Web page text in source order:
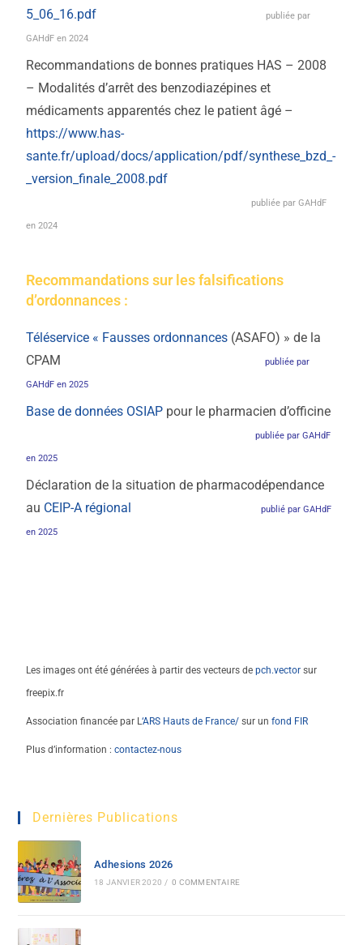
5_06_16.pdf
publiée par
GAHdF en 2024
Recommandations de bonnes pratiques HAS – 2008
– Modalités d’arrêt des benzodiazépines et
médicaments apparentés chez le patient âgé –
https://www.has-
sante.fr/upload/docs/application/pdf/synthese_bzd_-
_version_finale_2008.pdf
publiée par GAHdF
en 2024
Recommandations sur les falsifications
d’ordonnances :
Téléservice « Fausses ordonnances (ASAFO) » de la
CPAMpubliée par
GAHdF en 2025
Base de données OSIAP pour le pharmacien d’officine
publiée par GAHdF
en 2025
Déclaration de la situation de pharmacodépendance
au CEIP-A régional publié par GAHdF
en 2025
Les images ont été générées à partir des vecteurs depch.vectorsur
freepix.fr
Association financée par L‘ARS Hauts de France/ sur unfond FIR
Plus d’information :contactez-nous
Dernières Publications
Adhesions 2026
18 JANVIER 2020 / 0 COMMENTAIRE